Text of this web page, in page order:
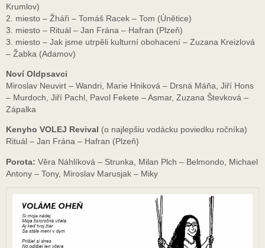
Krumlov)
2. miesto – Žháři – Tomáš Racek – Tom (Únětice)
3. miesto – Rituál – Jan Frána – Hafran (Plzeň)
3. miesto – Jak jsme utrpěli kulturní obohacení – Zuzana Kreizlová
– Žabka (Adamov)
Noví Oldpsavci
Miroslav Neuvirt – Wandri, Marie Hniková – Drsná Máňa, Jiří Hons
– Murdoch, Jiří Pachl, Pavol Fekete – Asmar, Zuzana Števková –
Zápalka
Kenyho VOLEJ Revival (o najlepšiu vodácku poviedku ročníka)
Rituál – Jan Frána – Hafran (Plzeň)
Porota: Věra Náhlíková – Strunka, Milan Plch – Belmondo, Michael
Antony – Tony, Miroslav Marusjak – Miky